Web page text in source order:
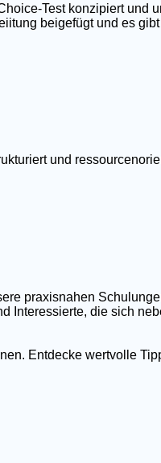
Test konzipiert und
beigefügt und es
und
praxisnahen
die sich
Entdecke wertvolle